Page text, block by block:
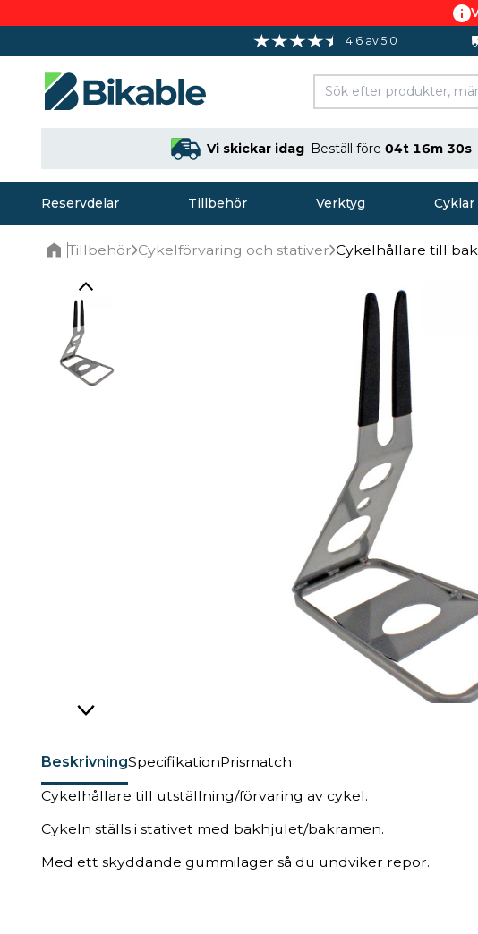
4.6 av 5.0
Vi skickar idag Beställ före 04t 16m 29s
Reservdelar Tillbehör Verktyg Cyklar
Tillbehör Cykelförvaring och stativer Cykelhållare till
BeskrivningSpecifikationPrismatch
Cykelhållare till utställning/förvaring av cykel.
Cykeln ställs i stativet med bakhjulet/bakramen.
Med ett skyddande gummilager så du undviker repor.